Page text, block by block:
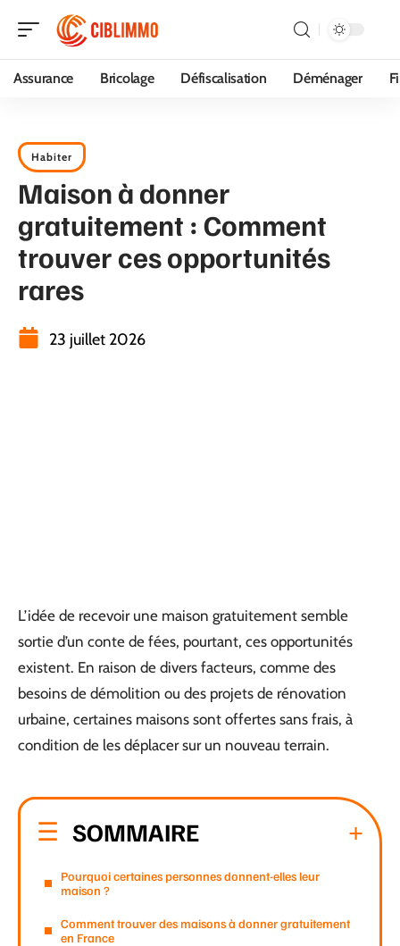
Assurance Bricolage Défiscalisation Déménager
Habiter
Maison à donner
gratuitement : Comment
trouver ces opportunités
rares
23 juillet 2026
L’idée de recevoir une maison gratuitement semble
sortie d’un conte de fées, pourtant, ces opportunités
existent. En raison de divers facteurs, comme des
besoins de démolition ou des projets de rénovation
urbaine, certaines maisons sont offertes sans frais, à
condition de les déplacer sur un nouveau terrain.
SOMMAIRE
Pourquoi certaines personnes donnent-elles leur
maison ?
Comment trouver des maisons à donner gratuitement
en France